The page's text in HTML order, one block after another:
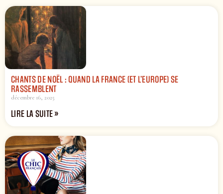
CHANTS DE NOËL : QUAND LA FRANCE (ET L’EUROPE) SE
RASSEMBLENT
décembre 16, 2025
LIRE LA SUITE »